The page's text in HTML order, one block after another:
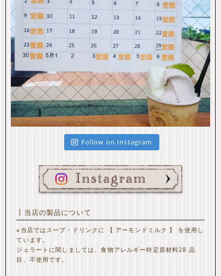
Follow on Instagram
┃当店の製品について
※当店ではスープ・ドリンクに 【 アーモンドミルク 】 を使用し
ています。
ジェラートに関しましては、食物アレルギー特定原材料28 品
目、不使用です。